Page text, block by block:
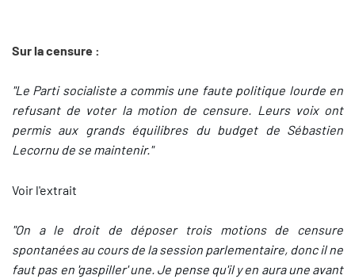
Sur la censure :
"Le Parti socialiste a commis une faute politique lourde en
refusant de voter la motion de censure. Leurs voix ont
permis aux grands équilibres du budget de Sébastien
Lecornu de se maintenir."
Voir l'extrait
"On a le droit de déposer trois motions de censure
spontanées au cours de la session parlementaire, donc il ne
faut pas en 'gaspiller' une. Je pense qu'il y en aura une avant